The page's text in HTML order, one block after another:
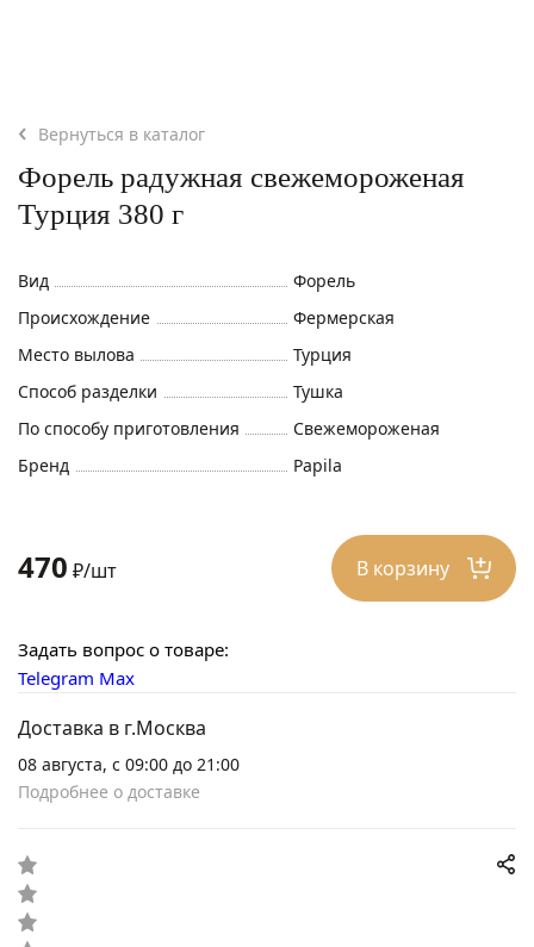
Вернуться в каталог
Форель радужная свежемороженая
Турция 380 г
Вид
Форель
Происхождение
Фермерская
Место вылова
Турция
Способ разделки
Тушка
По способу приготовления
Свежемороженая
Бренд
Papila
470 ₽/шт В корзину
Задать вопрос о товаре:
Telegram Max
Доставка в г.Москва
08 августа, с 09:00 до 21:00
Подробнее о доставке